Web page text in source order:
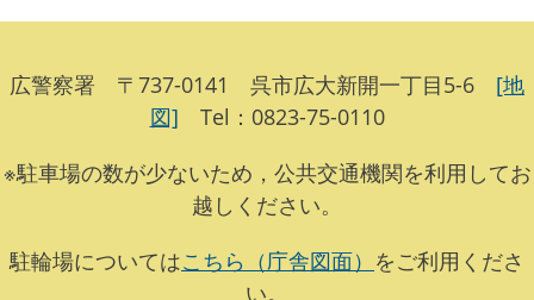
広警察署 〒737-0141 呉市広大新開一丁目5-6 [地
図] Tel：0823-75-0110
※駐車場の数が少ないため，公共交通機関を利用してお
越しください。
駐輪場についてはこちら（庁舎図面） をご利用くださ
い。